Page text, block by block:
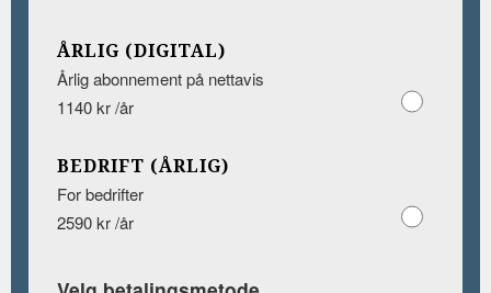
ÅRLIG (DIGITAL)
Årlig abonnement på nettavis
1140 kr /år
BEDRIFT (ÅRLIG)
For bedrifter
2590 kr /år